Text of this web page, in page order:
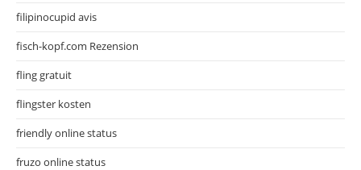
filipinocupid avis
fisch-kopf.com Rezension
fling gratuit
flingster kosten
friendly online status
fruzo online status